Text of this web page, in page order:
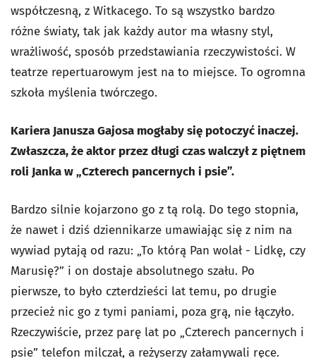
współczesną, z Witkacego. To są wszystko bardzo
różne światy, tak jak każdy autor ma własny styl,
wrażliwość, sposób przedstawiania rzeczywistości. W
teatrze repertuarowym jest na to miejsce. To ogromna
szkoła myślenia twórczego.
Kariera Janusza Gajosa mogłaby się potoczyć inaczej.
Zwłaszcza, że aktor przez długi czas walczył z piętnem
roli Janka w „Czterech pancernych i psie”.
Bardzo silnie kojarzono go z tą rolą. Do tego stopnia,
że nawet i dziś dziennikarze umawiając się z nim na
wywiad pytają od razu: „To którą Pan wolał - Lidkę, czy
Marusię?” i on dostaje absolutnego szału. Po
pierwsze, to było czterdzieści lat temu, po drugie
przecież nic go z tymi paniami, poza grą, nie łączyło.
Rzeczywiście, przez parę lat po „Czterech pancernych i
psie” telefon milczał, a reżyserzy załamywali ręce.